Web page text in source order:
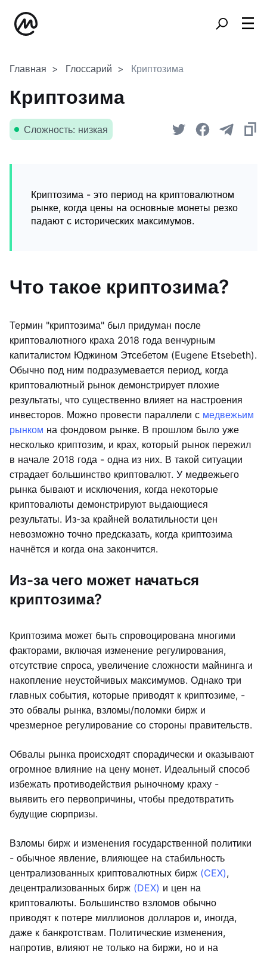
Главная Глоссарий Криптозима
Криптозима
Сложность: низкая
Криптозима - это период на криптовалютном
рынке, когда цены на основные монеты резко
падают с исторических максимумов.
Что такое криптозима?
Термин "криптозима" был придуман после
криптовалютного краха 2018 года венчурным
капиталистом Юджином Этсебетом (Eugene Etsebeth).
Обычно под ним подразумевается период, когда
криптовалютный рынок демонстрирует плохие
результаты, что существенно влияет на настроения
инвесторов. Можно провести параллели с медвежьим
рынком на фондовом рынке. В прошлом было уже
несколько криптозим, и крах, который рынок пережил
в начале 2018 года - одна из них. В такой ситуации
страдает большинство криптовалют. У медвежьего
рынка бывают и исключения, когда некоторые
криптовалюты демонстрируют выдающиеся
результаты. Из-за крайней волатильности цен
невозможно точно предсказать, когда криптозима
начнётся и когда она закончится.
Из-за чего может начаться
криптозима?
Криптозима может быть спровоцирована многими
факторами, включая изменение регулирования,
отсутствие спроса, увеличение сложности майнинга и
накопление неустойчивых максимумов. Однако три
главных события, которые приводят к криптозиме, -
это обвалы рынка, взломы/поломки бирж и
чрезмерное регулирование со стороны правительств.
Обвалы рынка происходят спорадически и оказывают
огромное влияние на цену монет. Идеальный способ
избежать противодействия рыночному краху -
выявить его первопричины, чтобы предотвратить
будущие сюрпризы.
Взломы бирж и изменения государственной политики
- обычное явление, влияющее на стабильность
централизованных криптовалютных бирж (CEX),
децентрализованных бирж (DEX) и цен на
криптовалюты. Большинство взломов обычно
приводят к потере миллионов долларов и, иногда,
даже к банкротствам. Политические изменения,
напротив, влияют не только на биржи, но и на